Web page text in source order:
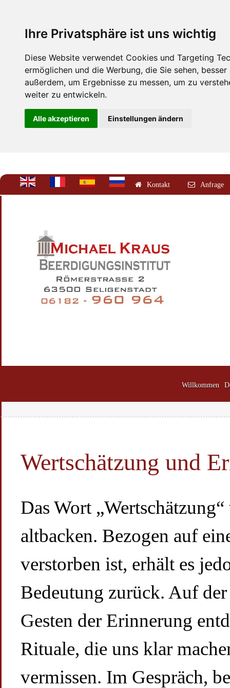
Ihre Privatsphäre ist uns wichtig
Diese Website verwendet Cookies und Targeting
ermöglichen und die Werbung, die Sie sehen,
außerdem, um Ergebnisse zu messen, um zu
weiter zu entwickeln.
Alle akzeptieren Einstellungen ändern
Kontakt Anfrage
Willkommen
Wertschätzung und
Das Wort
altbacken. Bezogen auf
verstorben ist, erhält es
Bedeutung zurück. Auf der
Gesten der Erinnerung
Rituale, die uns klar
vermissen. Im Gespräch,